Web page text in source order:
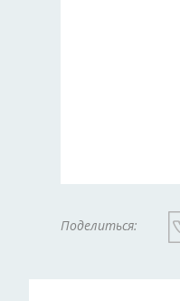
Поделиться: